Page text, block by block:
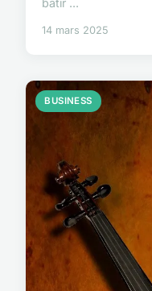
bâtir ...
14 mars 2025
BUSINESS